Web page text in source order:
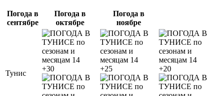
Погода в
сентябре
Погода в
октябре
Погода в
ноябре
Тунис
+30 +25 +20